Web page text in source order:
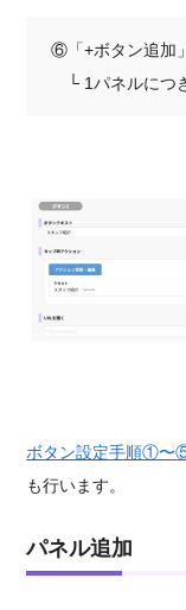
⑥「+ボタン追加
└ 1パネルにつ
ボタン設定手順①〜
も行います。
パネル追加